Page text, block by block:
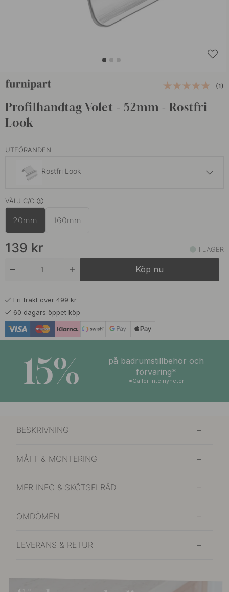
(1)
Profilhandtag Volet - 52mm - Rostfri
Look
UTFÖRANDEN
Rostfri Look
Borstad Mässing
Borstad Svart
VÄLJ C/C
20mm 160mm
139 kr I LAGER
Köp nu
Fri frakt över 499 kr
60 dagars öppet köp
15%
på badrumstillbehör och
förvaring*
*Gäller inte nyheter
BESKRIVNING
MÅTT & MONTERING
MER INFO & SKÖTSELRÅD
OMDÖMEN
LEVERANS & RETUR